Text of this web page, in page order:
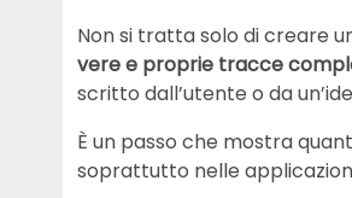
Non si tratta solo di creare
vere e proprie tracce
scritto dall’utente o da
È un passo che mostra
soprattutto nelle